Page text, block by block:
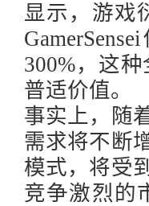
显示，游戏
300%，这
普适价值。
事实上，随
需求将不断
模式，将受
竞争激烈的